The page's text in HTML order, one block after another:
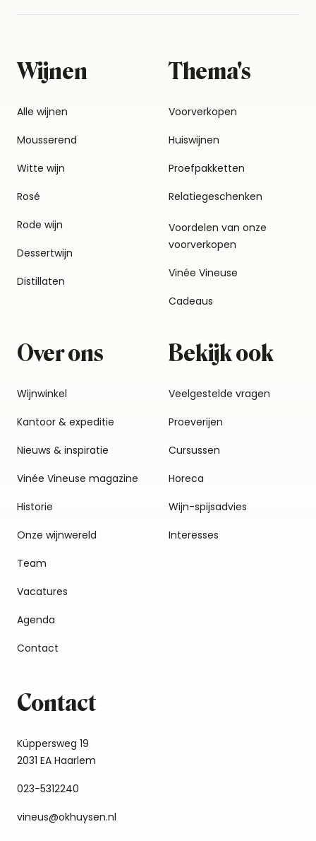
Wijnen
Alle wijnen
Mousserend
Witte wijn
Rosé
Rode wijn
Dessertwijn
Distillaten
Thema's
Voorverkopen
Huiswijnen
Proefpakketten
Relatiegeschenken
Voordelen van onze
voorverkopen
Vinée Vineuse
Cadeaus
Over ons
Wijnwinkel
Kantoor & expeditie
Nieuws & inspiratie
Vinée Vineuse magazine
Historie
Onze wijnwereld
Team
Vacatures
Agenda
Contact
Bekijk ook
Veelgestelde vragen
Proeverijen
Cursussen
Horeca
Wijn-spijsadvies
Interesses
Contact
Küppersweg 19
2031 EA Haarlem
023-5312240
vineus@okhuysen.nl